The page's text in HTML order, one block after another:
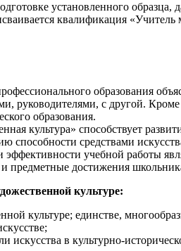
установленного
квалификация
образования
руководителями, с другой.
образования.
культура» способствует
способности средствами
учебной работы
предметные достижения
культуре:
культуре; единстве,
искусства в культурно-истори